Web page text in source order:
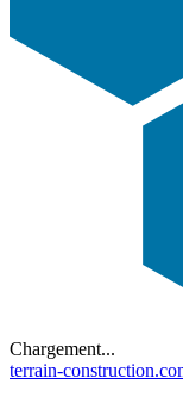
Chargement...
terrain-